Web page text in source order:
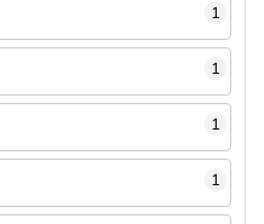
1
1
1
1